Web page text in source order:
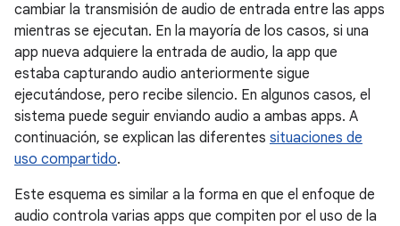
cambiar la transmisión de audio de entrada entre las apps
mientras se ejecutan. En la mayoría de los casos, si una
app nueva adquiere la entrada de audio, la app que
estaba capturando audio anteriormente sigue
ejecutándose, pero recibe silencio. En algunos casos, el
sistema puede seguir enviando audio a ambas apps. A
continuación, se explican las diferentes situaciones de
uso compartido.
Este esquema es similar a la forma en que el enfoque de
audio controla varias apps que compiten por el uso de la